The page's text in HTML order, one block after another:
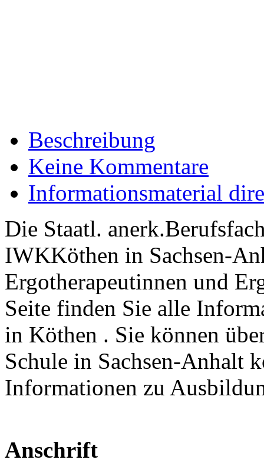
Beschreibung
Keine Kommentare
Informationsmaterial
Die Staatl.
IWKKöthen in Sachsen-
Ergotherapeutinnen und
Seite finden Sie alle
in Köthen . Sie können
Schule in Sachsen-Anhalt
Informationen zu
Anschrift